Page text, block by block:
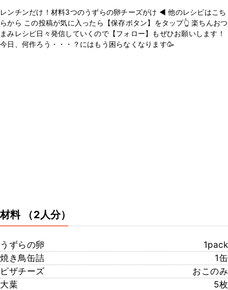
レンチンだけ！材料3つのうずらの卵チーズがけ ◀ 他のレシピはこち
らから この投稿が気に入ったら【保存ボタン】をタップ👆 楽ちんおつ
まみレシピ日々発信していくので【フォロー】もぜひお願いします！
今日、何作ろう・・・？にはもう困らなくなります🥳
材料 （2人分）
うずらの卵
1pack
焼き鳥缶詰
1缶
ピザチーズ
おこのみ
大葉
5枚